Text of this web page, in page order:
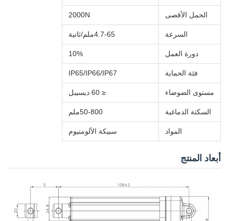
الحمل الأقصى 2000N
السرعة 4.7-65ملم/ثانية
دورة العمل 10%
فئة الحماية IP65/IP66/IP67
مستوى الضوضاء ≤ 60 ديسيبل
السكتة الدماغية 50-800ملم
المواد سبيكة الألومنيوم
أبعاد المنتج